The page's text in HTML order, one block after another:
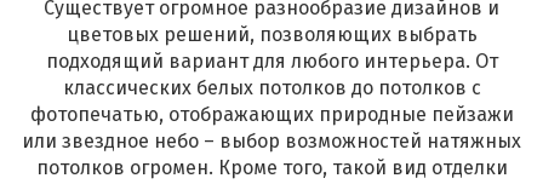
Существует огромное разнообразие дизайнов и
цветовых решений, позволяющих выбрать
подходящий вариант для любого интерьера. От
классических белых потолков до потолков с
фотопечатью, отображающих природные пейзажи
или звездное небо – выбор возможностей натяжных
потолков огромен. Кроме того, такой вид отделки